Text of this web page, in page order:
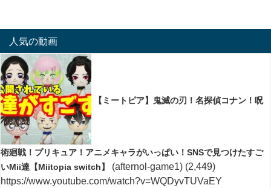
人気の動画
【ミートピア】鬼滅の刃！名探偵コナン！呪
術廻戦！プリキュア！アニメキャラがいっぱい！SNSで見つけたすご
いMii達【Miitopia switch】
(afternol-game1) (2,449)
https://www.youtube.com/watch?v=WQDyvTUVaEY